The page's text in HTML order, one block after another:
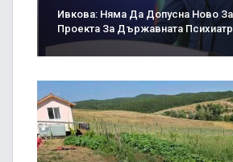
Ивкова: Няма Да Допусна Ново
Проекта За Държавната